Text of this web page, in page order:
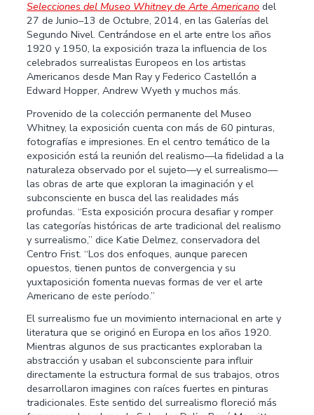
Selecciones del Museo Whitney de Arte Americano del
27 de Junio–13 de Octubre, 2014, en las Galerías del
Segundo Nivel. Centrándose en el arte entre los años
1920 y 1950, la exposición traza la influencia de los
celebrados surrealistas Europeos en los artistas
Americanos desde Man Ray y Federico Castellón a
Edward Hopper, Andrew Wyeth y muchos más.
Provenido de la colección permanente del Museo
Whitney, la exposición cuenta con más de 60 pinturas,
fotografías e impresiones. En el centro temático de la
exposición está la reunión del realismo—la fidelidad a la
naturaleza observado por el sujeto—y el surrealismo—
las obras de arte que exploran la imaginación y el
subconsciente en busca del las realidades más
profundas. “Esta exposición procura desafiar y romper
las categorías históricas de arte tradicional del realismo
y surrealismo,” dice Katie Delmez, conservadora del
Centro Frist. “Los dos enfoques, aunque parecen
opuestos, tienen puntos de convergencia y su
yuxtaposición fomenta nuevas formas de ver el arte
Americano de este período.”
El surrealismo fue un movimiento internacional en arte y
literatura que se originó en Europa en los años 1920.
Mientras algunos de sus practicantes exploraban la
abstracción y usaban el subconsciente para influir
directamente la estructura formal de sus trabajos, otros
desarrollaron imagines con raíces fuertes en pinturas
tradicionales. Este sentido del surrealismo floreció más